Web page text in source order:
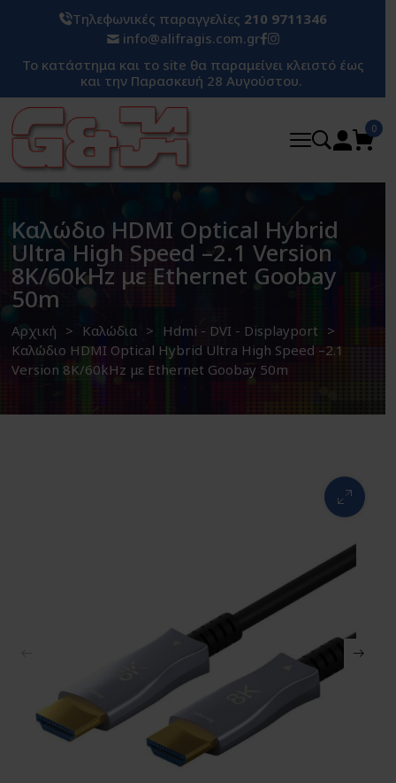
Το κατάστημα και το site θα παραμείνει κλειστό έως
και την Παρασκευή 28 Αυγούστου.
Τηλεφωνικές παραγγελίες 210 9711346
info@alifragis.com.gr
0
Καλώδιο HDMI Optical Hybrid
Ultra High Speed –2.1 Version
8K/60kHz με Ethernet Goobay
50m
Αρχική Καλώδια
Hdmi - DVI - Displayport
Καλώδιο HDMI Optical Hybrid Ultra High Speed –2.1
Version 8K/60kHz με Ethernet Goobay 50m